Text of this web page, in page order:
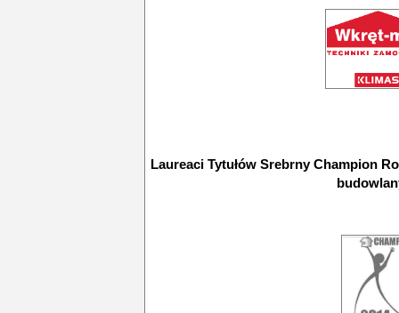
Laureaci Tytułów Srebrny Champion